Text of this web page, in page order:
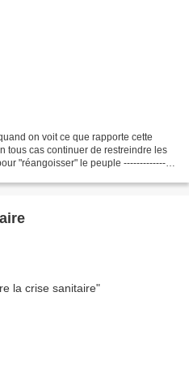
on voit ce que rapporte cette
tous cas continuer de restreindre les
"réangoisser" le peuple ----------------